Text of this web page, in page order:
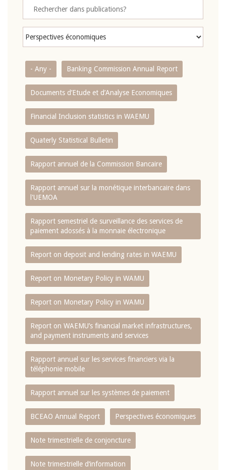
- Any - Banking Commission Annual Report
Documents d’Etude et d’Analyse Economiques
Financial Inclusion statistics in WAEMU
Quaterly Statistical Bulletin
Rapport annuel de la Commission Bancaire
Rapport annuel sur la monétique interbancaire dans
l'UEMOA
Rapport semestriel de surveillance des services de
paiement adossés à la monnaie électronique
Report on deposit and lending rates in WAEMU
Report on Monetary Policy in WAMU
Report on Monetary Policy in WAMU
Report on WAEMU’s financial market infrastructures,
and payment instruments and services
Rapport annuel sur les services financiers via la
téléphonie mobile
Rapport annuel sur les systèmes de paiement
BCEAO Annual Report Perspectives économiques
Note trimestrielle de conjoncture
Note trimestrielle d‘information